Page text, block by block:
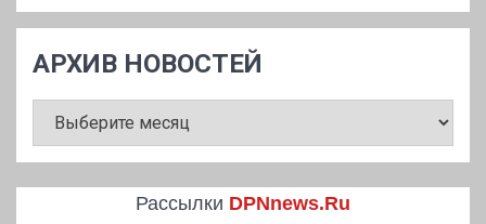
АРХИВ НОВОСТЕЙ
НОВОСТЕЙ
Рассылки DPNnews.Ru